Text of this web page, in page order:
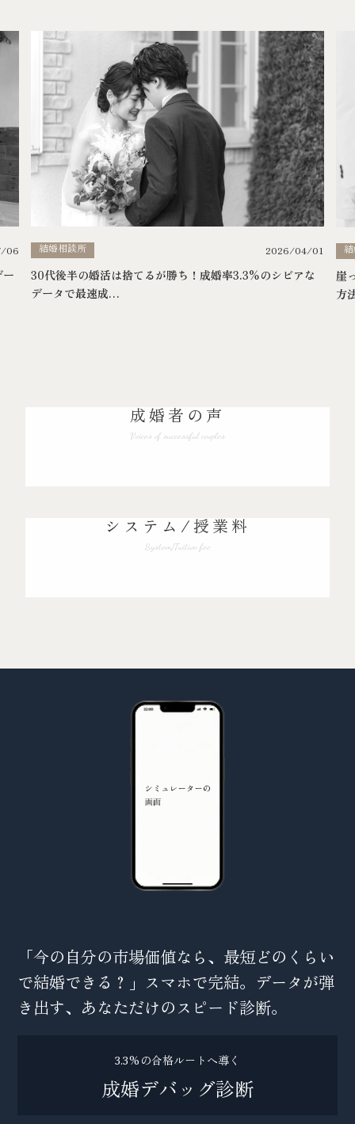
06 結婚相談所 2026/04/01
30代後半の婚活は捨てるが勝ち！成婚率3.3%のシビアな
データで最速成…
崖
方
成婚者の声
Voices of successful couples
システム/授業料
System/Tuition fee
「今の自分の市場価値なら、最短どのくらい
で結婚できる？」スマホで完結。データが弾
き出す、あなただけのスピード診断。
3.3%の合格ルートへ導く
成婚デバッグ診断